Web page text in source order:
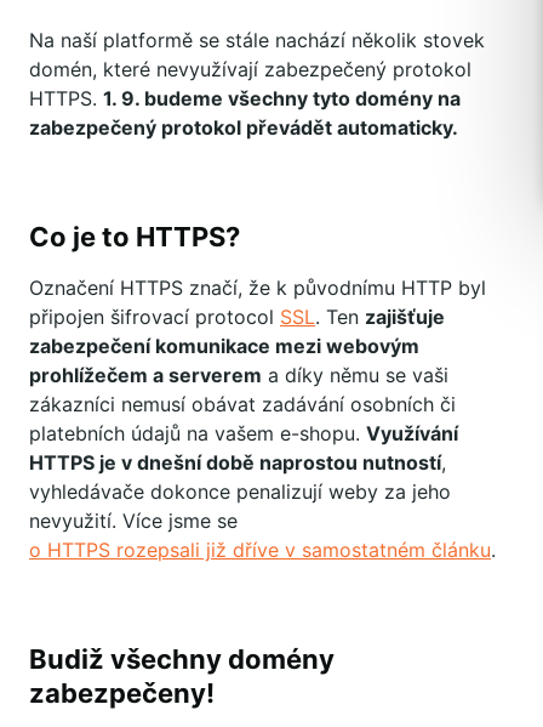
Na naší platformě se stále nachází několik stovek
domén, které nevyužívají zabezpečený protokol
HTTPS. 1. 9. budeme všechny tyto domény na
zabezpečený protokol převádět automaticky.
Co je to HTTPS?
Označení HTTPS značí, že k původnímu HTTP byl
připojen šifrovací protocol SSL. Ten zajišťuje
zabezpečení komunikace mezi webovým
prohlížečem a serverem a díky němu se vaši
zákazníci nemusí obávat zadávání osobních či
platebních údajů na vašem e-shopu. Využívání
HTTPS je v dnešní době naprostou nutností,
vyhledávače dokonce penalizují weby za jeho
nevyužití. Více jsme se
o HTTPS rozepsali již dříve v samostatném článku.
Budiž všechny domény
zabezpečeny!